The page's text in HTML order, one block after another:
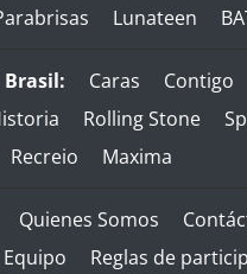
Lunateen
Caras
Contigo
Rolling Stone
Recreio
Maxima
Quienes Somos
Equipo
Reglas de